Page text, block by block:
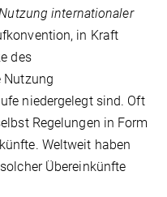
internationaler
in Kraft
des
Nutzung
niedergelegt sind. Oft
Regelungen in Form
Weltweit haben
Übereinkünfte